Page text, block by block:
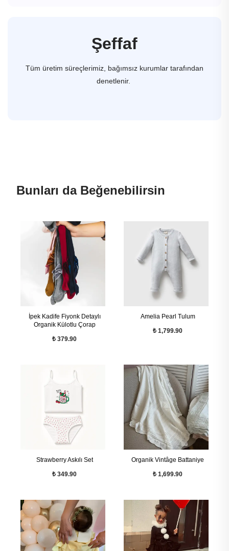
Şeffaf
Tüm üretim süreçlerimiz, bağımsız kurumlar tarafından
denetlenir.
Bunları da Beğenebilirsin
İpek Kadife Fiyonk Detaylı
Organik Külotlu Çorap
₺ 379.90
Amelia Pearl Tulum
₺ 1,799.90
Strawberry Askılı Set
₺ 349.90
Organik Vintâge Battaniye
₺ 1,699.90